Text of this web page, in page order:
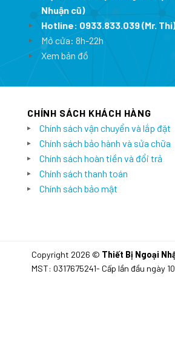
Nhuận cũ)
Hotline: 0933.833.039(Mr. Thi)
Mở cửa: 8h-22h
Xem bản đồ
CHÍNH SÁCH KHÁCH HÀNG
Chính sách vận chuyển và lắp đặt
Chính sách bảo hành và sửa chữa
Chính sách hoàn tiền và đổi trả
Chính sách thanh toán
Chính sách bảo mật
Copyright 2026 © Thiết Bị Ngoại
MST: 0317675241- Cấp lần đầu ngày